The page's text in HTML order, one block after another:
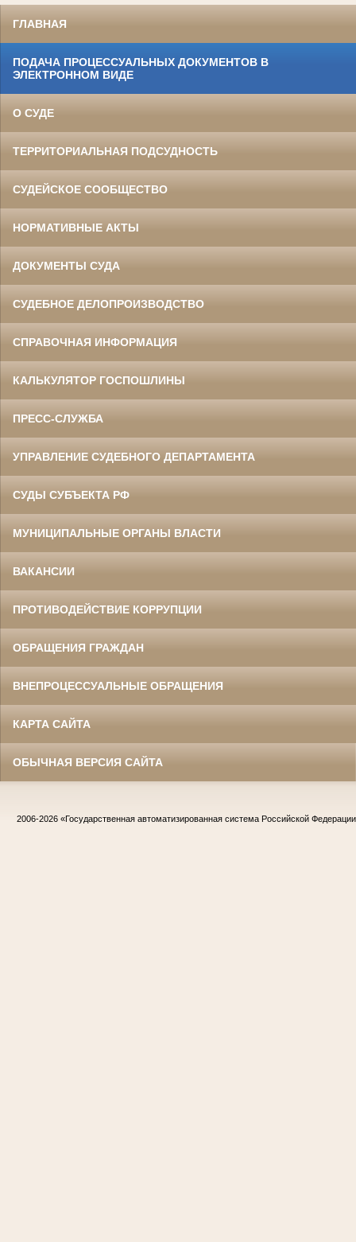
ГЛАВНАЯ
ПОДАЧА ПРОЦЕССУАЛЬНЫХ ДОКУМЕНТОВ В
ЭЛЕКТРОННОМ ВИДЕ
О СУДЕ
ТЕРРИТОРИАЛЬНАЯ ПОДСУДНОСТЬ
СУДЕЙСКОЕ СООБЩЕСТВО
НОРМАТИВНЫЕ АКТЫ
ДОКУМЕНТЫ СУДА
СУДЕБНОЕ ДЕЛОПРОИЗВОДСТВО
СПРАВОЧНАЯ ИНФОРМАЦИЯ
КАЛЬКУЛЯТОР ГОСПОШЛИНЫ
ПРЕСС-СЛУЖБА
УПРАВЛЕНИЕ СУДЕБНОГО ДЕПАРТАМЕНТА
СУДЫ СУБЪЕКТА РФ
МУНИЦИПАЛЬНЫЕ ОРГАНЫ ВЛАСТИ
ВАКАНСИИ
ПРОТИВОДЕЙСТВИЕ КОРРУПЦИИ
ОБРАЩЕНИЯ ГРАЖДАН
ВНЕПРОЦЕССУАЛЬНЫЕ ОБРАЩЕНИЯ
КАРТА САЙТА
ОБЫЧНАЯ ВЕРСИЯ САЙТА
2006-2026 «Государственная автоматизированная система Российской